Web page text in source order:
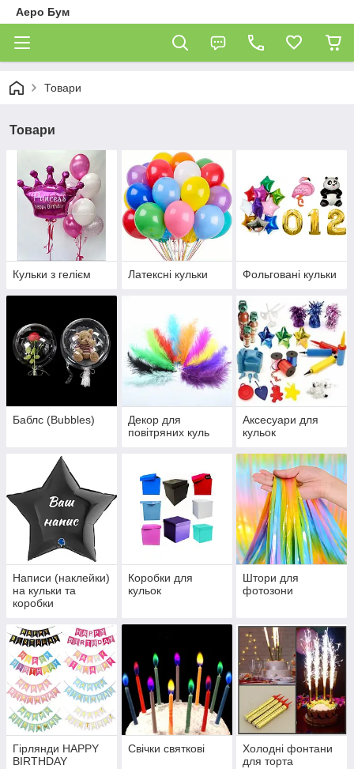
Аеро Бум
Товари
Товари
Кульки з гелієм Латексні кульки Фольговані кульки
Баблс (Bubbles)
Декор для
повітряних куль
Аксесуари для
кульок
Написи (наклейки)
на кульки та
коробки
Коробки для
кульок
Штори для
фотозони
Гірлянди HAPPY
BIRTHDAY
Свічки святкові
Холодні фонтани
для торта